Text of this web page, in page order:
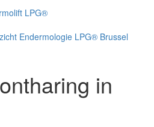
LPG®
Endermologie LPG® Brussel
in